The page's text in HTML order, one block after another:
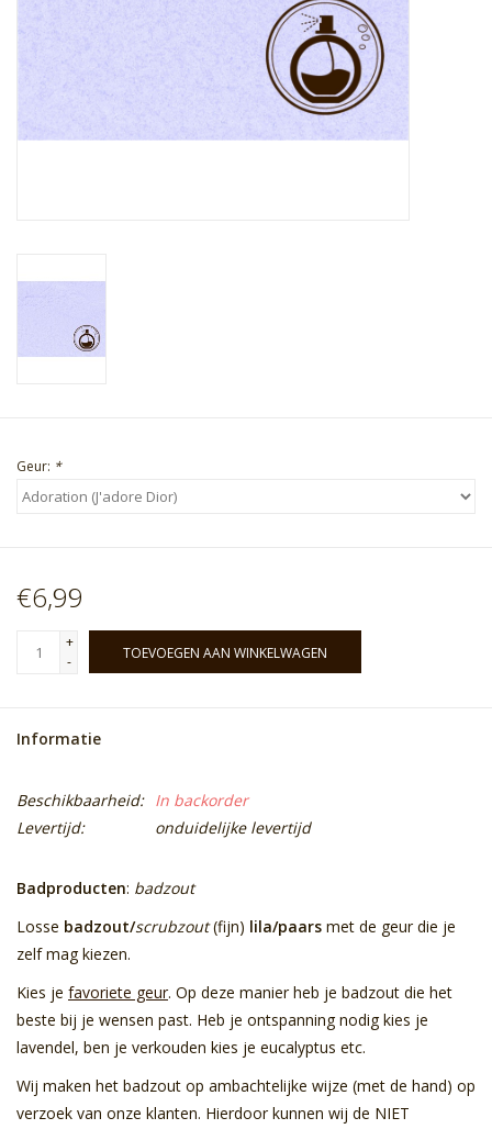
Reviews
Women's Collection
Blogs
Geur: *
€6,99
+
-
TOEVOEGEN AAN WINKELWAGEN
Informatie
Beschikbaarheid: In backorder
Levertijd:
onduidelijke levertijd
Badproducten: badzout
Losse badzout/scrubzout(fijn) lila/paars met de geur die je
zelf mag kiezen.
Kies je favoriete geur. Op deze manier heb je badzout die het
beste bij je wensen past. Heb je ontspanning nodig kies je
lavendel, ben je verkouden kies je eucalyptus etc.
Wij maken het badzout op ambachtelijke wijze (met de hand) op
verzoek van onze klanten. Hierdoor kunnen wij de NIET